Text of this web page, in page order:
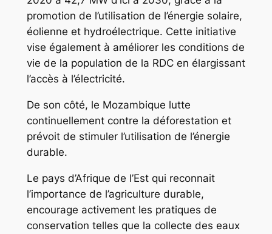
promotion de l’utilisation de l’énergie solaire,
éolienne et hydroélectrique. Cette initiative
vise également à améliorer les conditions de
vie de la population de la RDC en élargissant
l’accès à l’électricité.
De son côté, le Mozambique lutte
continuellement contre la déforestation et
prévoit de stimuler l’utilisation de l’énergie
durable.
Le pays d’Afrique de l’Est qui reconnait
l’importance de l’agriculture durable,
encourage activement les pratiques de
conservation telles que la collecte des eaux